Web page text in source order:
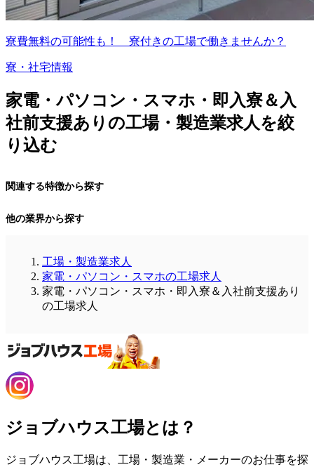
寮費無料の可能性も！ 寮付きの工場で働きませんか？
寮・社宅情報
家電・パソコン・スマホ・即入寮＆入
社前支援ありの工場・製造業求人を絞
り込む
関連する特徴から探す
他の業界から探す
工場・製造業求人
家電・パソコン・スマホの工場求人
家電・パソコン・スマホ・即入寮＆入社前支援あり
の工場求人
ジョブハウス工場とは？
ジョブハウス工場は、工場・製造業・メーカーのお仕事を探